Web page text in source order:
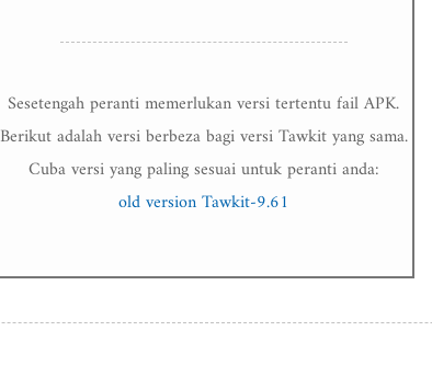
Sesetengah peranti memerlukan versi tertentu fail APK.
Berikut adalah versi berbeza bagi versi Tawkit yang sama.
Cuba versi yang paling sesuai untuk peranti anda:
old version Tawkit-9.61